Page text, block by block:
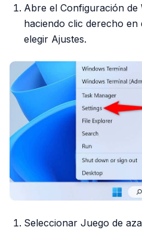
Abre el Configuración de
haciendo clic derecho
elegir Ajustes.
Seleccionar Juego de